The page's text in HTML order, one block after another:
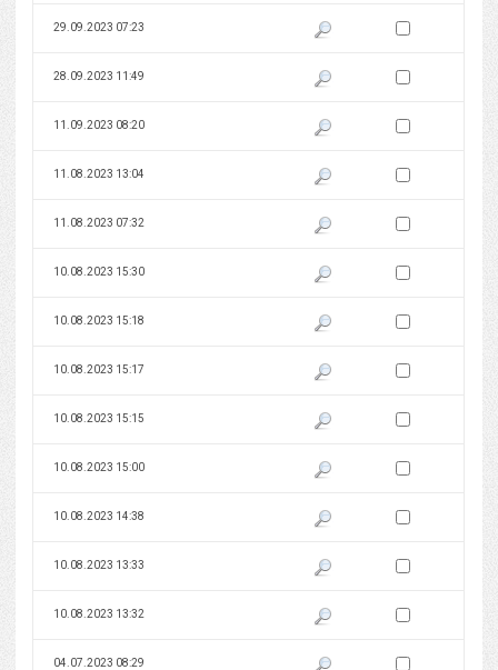
29.09.2023 07:23 Pokaż podgląd wersji z dnia
Zaznacz wersję do
28.09.2023 11:49 Pokaż podgląd wersji z dnia
Zaznacz wersję do
11.09.2023 08:20 Pokaż podgląd wersji z dnia
Zaznacz wersję do
11.08.2023 13:04 Pokaż podgląd wersji z dnia
Zaznacz wersję do
11.08.2023 07:32 Pokaż podgląd wersji z dnia
Zaznacz wersję do
10.08.2023 15:30 Pokaż podgląd wersji z dnia
Zaznacz wersję do
10.08.2023 15:18 Pokaż podgląd wersji z dnia
Zaznacz wersję do
10.08.2023 15:17 Pokaż podgląd wersji z dnia
Zaznacz wersję do
10.08.2023 15:15 Pokaż podgląd wersji z dnia
Zaznacz wersję do
10.08.2023 15:00 Pokaż podgląd wersji z dnia
Zaznacz wersję do
10.08.2023 14:38 Pokaż podgląd wersji z dnia
Zaznacz wersję do
10.08.2023 13:33 Pokaż podgląd wersji z dnia
Zaznacz wersję do
10.08.2023 13:32 Pokaż podgląd wersji z dnia
Zaznacz wersję do
04.07.2023 08:29 Pokaż podgląd wersji z dnia
Zaznacz wersję do